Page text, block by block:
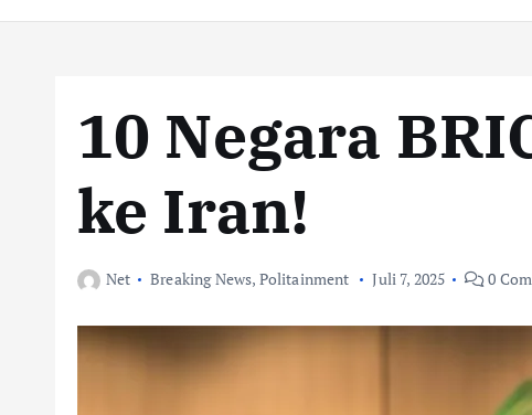
10 Negara
ke Iran!
Net Breaking News, Politainment Juli 7, 2025 0